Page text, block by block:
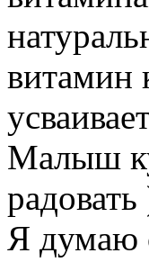
витамин
Малыш
Я думаю